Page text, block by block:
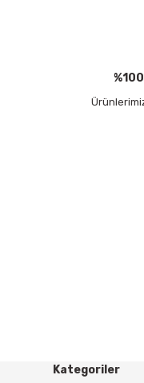
Kategoriler